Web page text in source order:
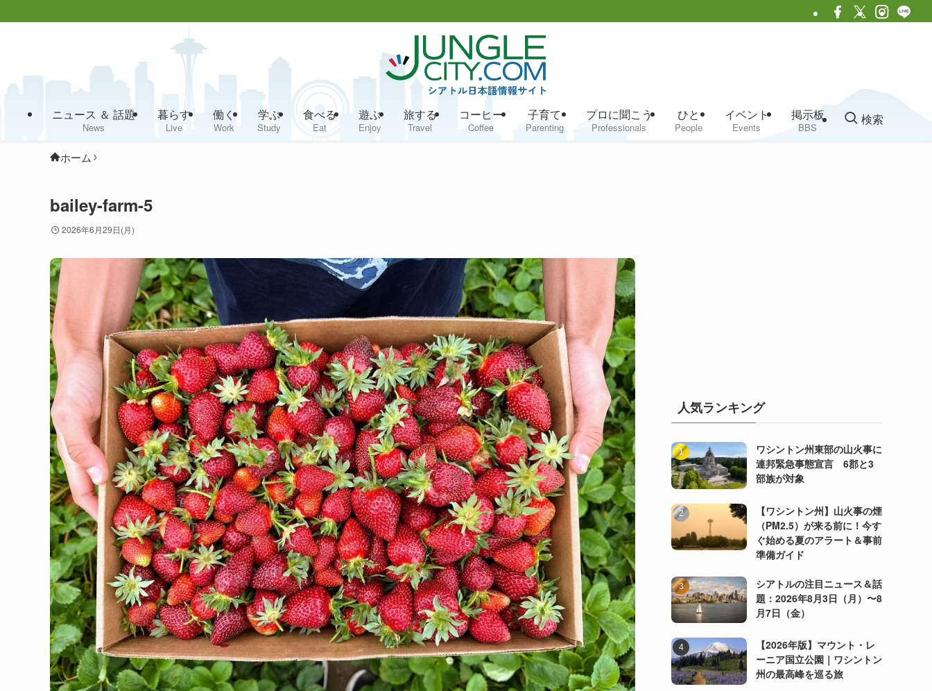
ニュース ＆ 話題
News
暮らす
Live
働く
Work
学ぶ
Study
食べる
Eat
遊ぶ
Enjoy
旅する
Travel
コーヒー
Coffee
子育て
Parenting
プロに聞こう
Professionals
ひと
People
イベント
Events
掲示板
BBS
検索
ホーム
bailey-farm-5
2026年6月29日(月)
人気ランキング
ワシントン州東部の山火事に
連邦緊急事態宣言 6郡と3
部族が対象
【ワシントン州】山火事の煙
（PM2.5）が来る前に！今す
ぐ始める夏のアラート＆事前
準備ガイド
シアトルの注目ニュース＆話
題：2026年8月3日（月）〜8
月7日（金）
【2026年版】マウント・レ
ーニア国立公園｜ワシントン
州の最高峰を巡る旅